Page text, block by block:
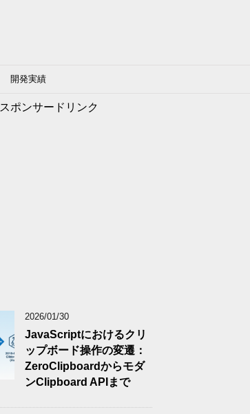
開発実績
スポンサードリンク
2026/01/30
JavaScriptにおけるクリ
ップボード操作の変遷：
ZeroClipboardからモダ
ンClipboard APIまで